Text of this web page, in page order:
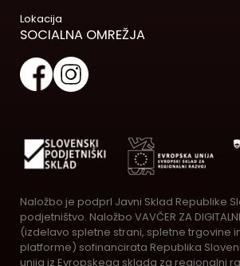
Lokacija
SOCIALNA OMREŽJA
Naložbo je podprl Javni Sklad Republike
podjetništvo. Naložbo VAVČER ZA DIGITALNI
(izdelavo spletne strani, spletne trgovine
platforme) sofinancirata Republika
unija iz Evropskega sklada za regionalni